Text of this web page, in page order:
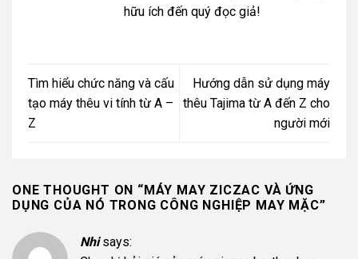
hữu ích đến quý đọc giả!
Tìm hiểu chức năng và cấu
tạo máy thêu vi tính từ A –
Z
Hướng dẫn sử dụng máy
thêu Tajima từ A đến Z cho
người mới
ONE THOUGHT ON “MÁY MAY ZICZAC VÀ ỨNG
DỤNG CỦA NÓ TRONG CÔNG NGHIỆP MAY MẶC”
Nhi says: